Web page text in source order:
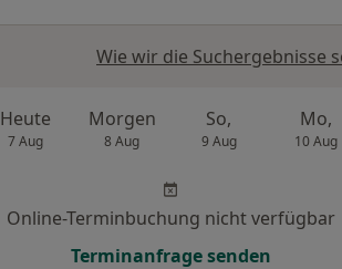
Wie wir die Suchergebnisse
Heute
7 Aug
Morgen
8 Aug
So,
9 Aug
Mo,
10 Aug
Online-Terminbuchung nicht verfügbar
Terminanfrage senden